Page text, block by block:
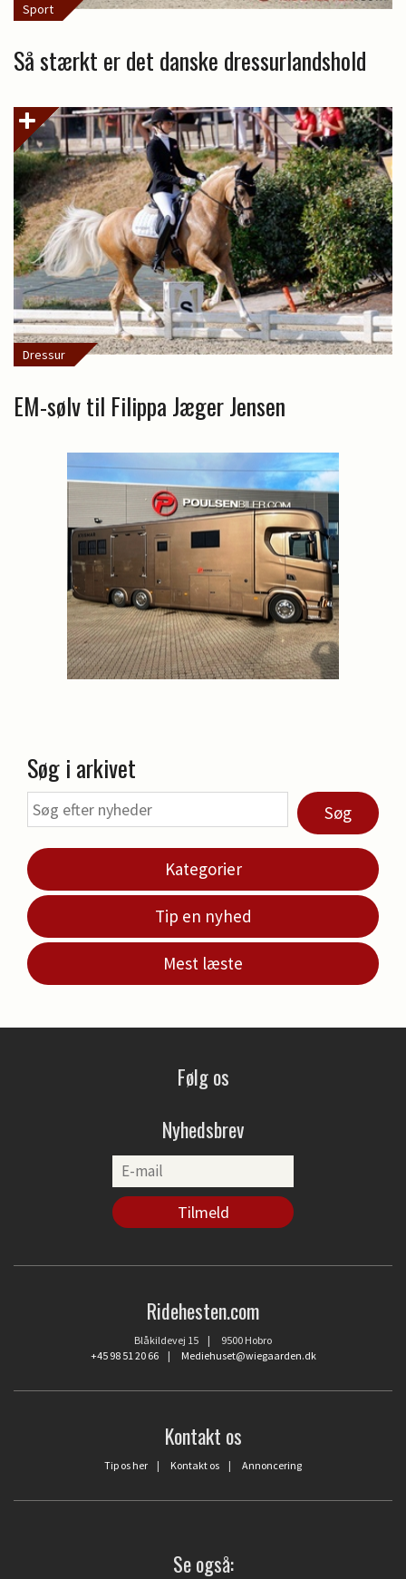
Sport
Så stærkt er det danske dressurlandshold
Dressur
EM-sølv til Filippa Jæger Jensen
Søg i arkivet
Søg
Kategorier
Tip en nyhed
Mest læste
Følg os
Nyhedsbrev
Ridehesten.com
Blåkildevej 15 | 9500 Hobro
+45 98 51 20 66| Mediehuset@wiegaarden.dk
Kontakt os
Tip os her | Kontakt os | Annoncering
Se også: